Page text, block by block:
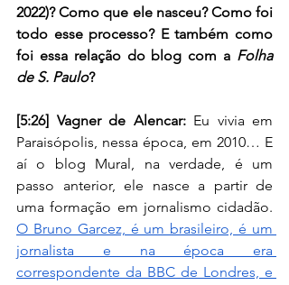
2022)? Como que ele nasceu? Como foi
todo esse processo? E também como
foi essa relação do blog com a Folha
de S. Paulo?
[5:26] Vagner de Alencar: Eu vivia em
Paraisópolis, nessa época, em 2010… E
aí o blog Mural, na verdade, é um
passo anterior, ele nasce a partir de
O Bruno Garcez, é um brasileiro, é um
jornalista e na época era
correspondente da BBC de Londres, e